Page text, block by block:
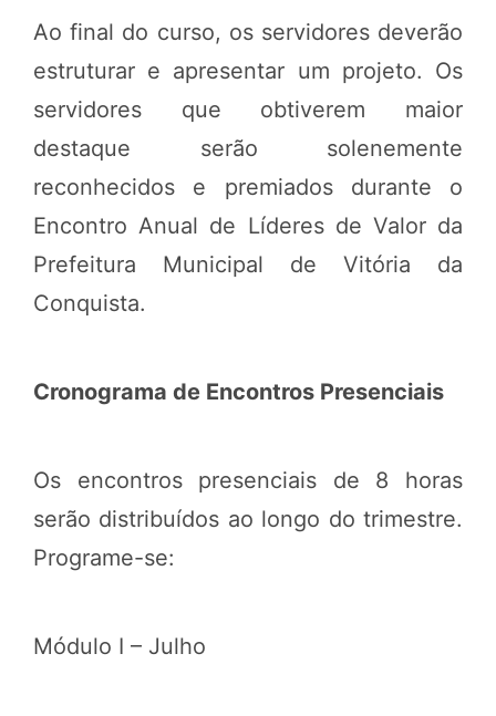
Ao final do curso, os servidores deverão
estruturar e apresentar um projeto. Os
servidores que obtiverem maior
destaque serão solenemente
reconhecidos e premiados durante o
Encontro Anual de Líderes de Valor da
Prefeitura Municipal de Vitória da
Conquista.
Cronograma de Encontros Presenciais
Os encontros presenciais de 8 horas
serão distribuídos ao longo do trimestre.
Programe-se:
Módulo I – Julho